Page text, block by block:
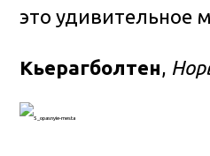
это удивительное
Кьерагболтен,